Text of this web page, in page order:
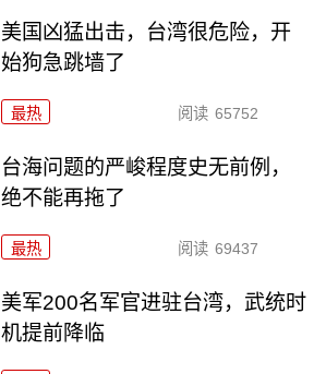
美国凶猛出击，台湾很危险，开
始狗急跳墙了
最热 阅读 65752
台海问题的严峻程度史无前例，
绝不能再拖了
最热 阅读 69437
美军200名军官进驻台湾，武统时
机提前降临